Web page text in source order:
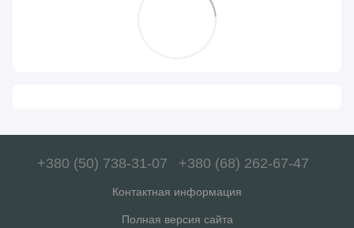
+380 (50) 738-31-07 +380 (68) 262-67-47
Контактная информация
Полная версия сайта